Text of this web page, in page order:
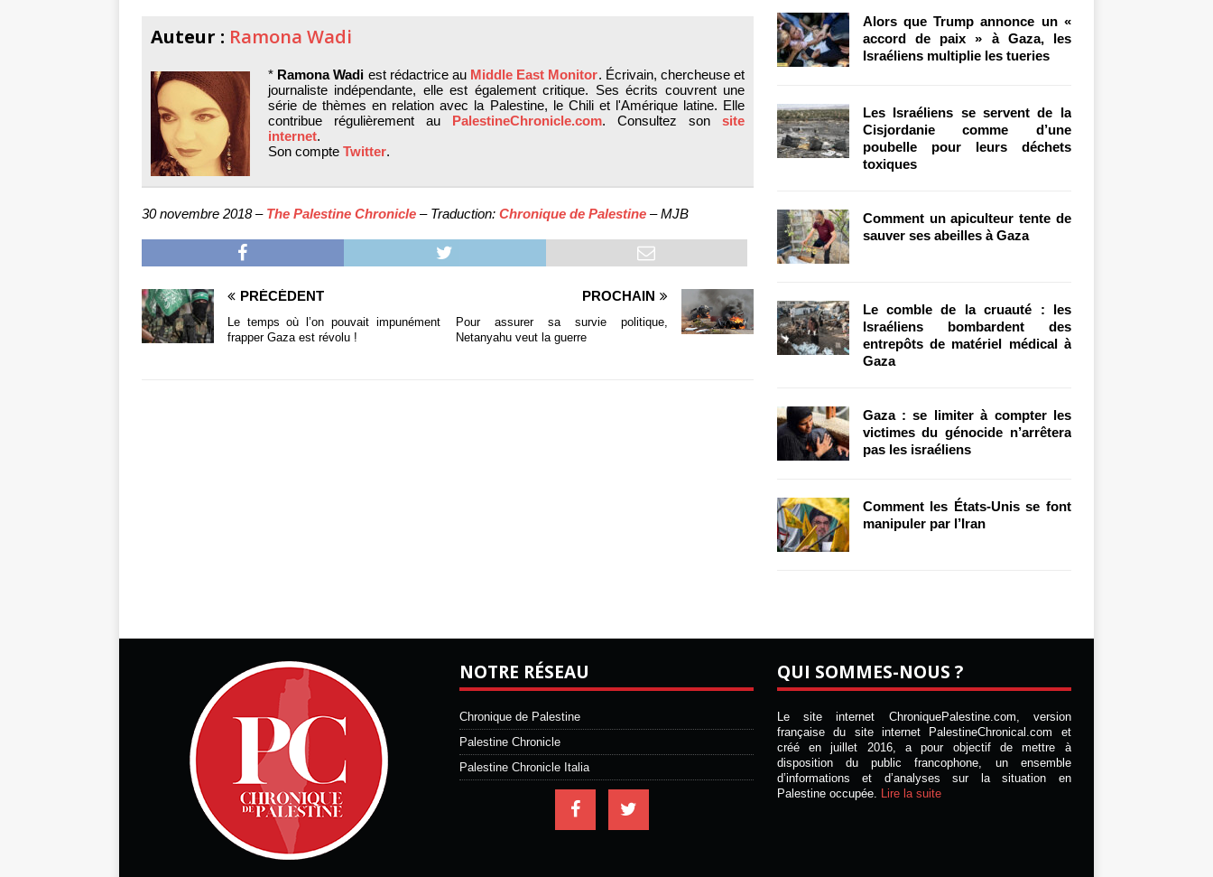
Auteur : Ramona Wadi
* Ramona Wadi est rédactrice au Middle East Monitor. Écrivain, chercheuse et
journaliste indépendante, elle est également critique. Ses écrits couvrent une
série de thèmes en relation avec la Palestine, le Chili et l'Amérique latine. Elle
contribue régulièrement au PalestineChronicle.com. Consultez sonsite
internet.
Son compte Twitter.
30 novembre 2018 – The Palestine Chronicle – Traduction: Chronique de Palestine – MJB
PRÉCÉDENT
Le temps où l’on pouvait impunément
frapper Gaza est révolu !
PROCHAIN
Pour assurer sa survie politique,
Netanyahu veut la guerre
Alors que Trump annonce un «
accord de paix » à Gaza, les
Israéliens multiplie les tueries
Les Israéliens se servent de la
Cisjordanie comme d’une
poubelle pour leurs déchets
toxiques
Comment un apiculteur tente de
sauver ses abeilles à Gaza
Le comble de la cruauté : les
Israéliens bombardent des
entrepôts de matériel médical à
Gaza
Gaza : se limiter à compter les
victimes du génocide n’arrêtera
pas les israéliens
Comment les États-Unis se font
manipuler par l’Iran
NOTRE RÉSEAU
Chronique de Palestine
Palestine Chronicle
Palestine Chronicle Italia
QUI SOMMES-NOUS ?
Le site internet ChroniquePalestine.com, version
française du site internet PalestineChronical.com et
créé en juillet 2016, a pour objectif de mettre à
disposition du public francophone, un ensemble
d’informations et d’analyses sur la situation en
Palestine occupée. Lire la suite